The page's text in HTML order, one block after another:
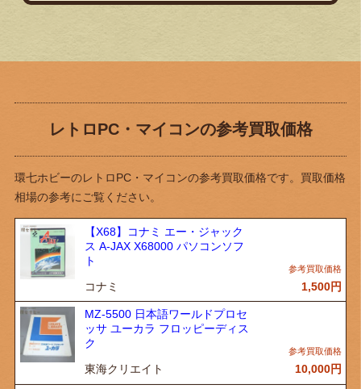
レトロPC・マイコンの参考買取価格
環七ホビーのレトロPC・マイコンの参考買取価格です。買取価格
相場の参考にご覧ください。
【X68】コナミ エー・ジャック
ス A-JAX X68000 パソコンソフ
ト
コナミ 1,500円
MZ-5500 日本語ワールドプロセ
ッサ ユーカラ フロッピーディス
ク
東海クリエイト 10,000円